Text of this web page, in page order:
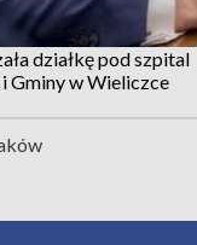
działkę pod szpital
Gminy w Wieliczce